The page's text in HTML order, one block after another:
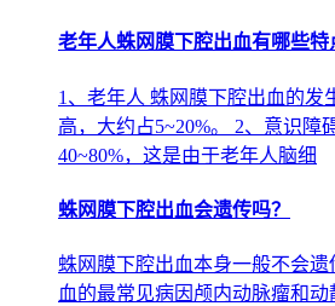
老年人蛛网膜下腔出血有哪些特
1、老年人 蛛网膜下腔出血的发
高，大约占5~20%。 2、意识障
40~80%，这是由于老年人脑细
蛛网膜下腔出血会遗传吗？
蛛网膜下腔出血本身一般不会
血的最常见病因颅内动脉瘤和动